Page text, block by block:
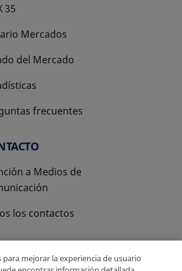
35
Mercados
del Mercado
frecuentes
a Medios de
los contactos
para mejorar la experiencia de usuario